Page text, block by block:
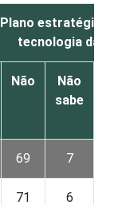
Plano estratégico
tecnologia da
Não
Não
sabe
69 7
71 6